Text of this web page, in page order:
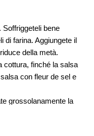
Soffriggeteli bene
di farina. Aggiungete il
della metà.
cottura, finché la salsa
con fleur de sel e
grossolanamente la
estraetele dall’acqua